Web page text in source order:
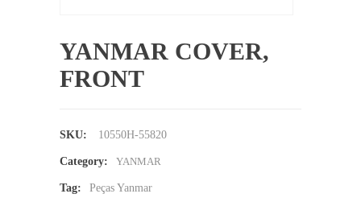
YANMAR COVER,
FRONT
SKU: 10550H-55820
Category: YANMAR
Tag: Peças Yanmar